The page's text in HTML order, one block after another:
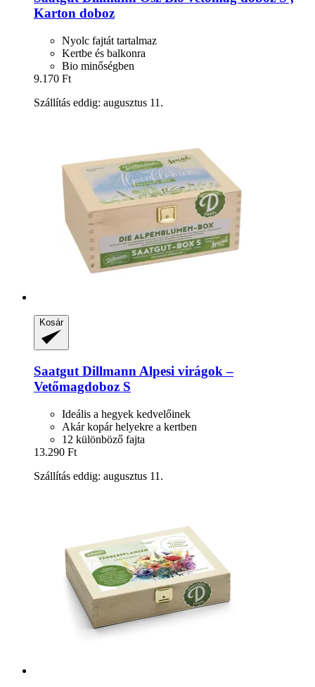
Karton doboz
Nyolc fajtát tartalmaz
Kertbe és balkonra
Bio minőségben
9.170 Ft
Szállítás eddig: augusztus 11.
Kosár
Saatgut Dillmann Alpesi virágok –
Vetőmagdoboz S
Ideális a hegyek kedvelőinek
Akár kopár helyekre a kertben
12 különböző fajta
13.290 Ft
Szállítás eddig: augusztus 11.